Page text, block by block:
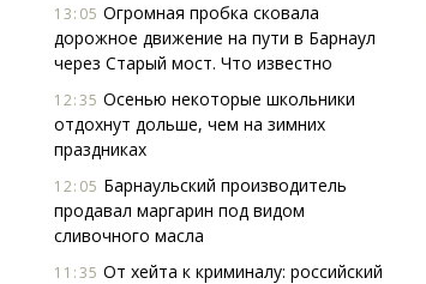
13:05 Огромная пробка сковала
дорожное движение на пути в Барнаул
через Старый мост. Что известно
12:35 Осенью некоторые школьники
отдохнут дольше, чем на зимних
праздниках
12:05 Барнаульский производитель
продавал маргарин под видом
сливочного масла
11:35 От хейта к криминалу: российский